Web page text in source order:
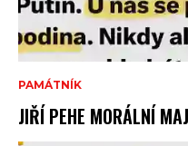
PAMÁTNÍK
JIŘÍ PEHE MORÁLNÍ